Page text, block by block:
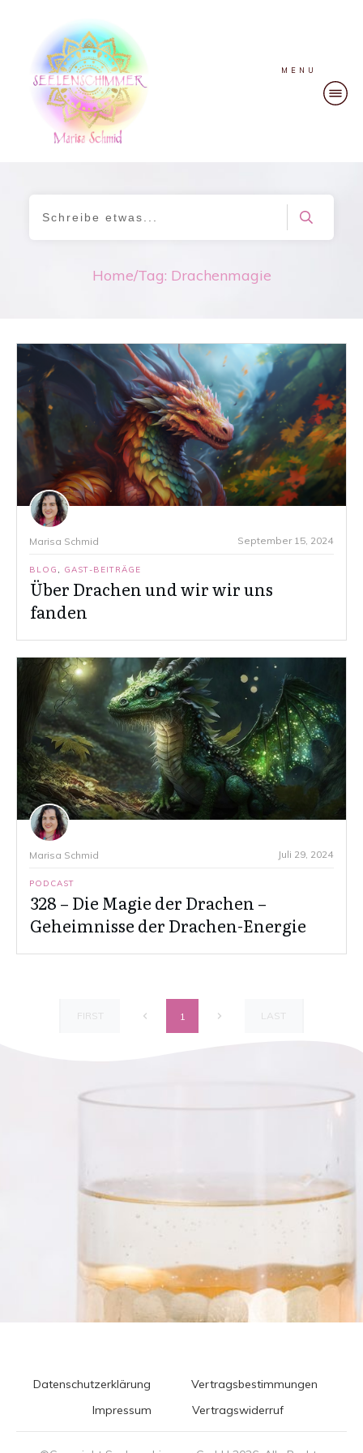
MENU
Home/Tag: Drachenmagie
Marisa Schmid September 15, 2024
BLOG , GAST-BEITRÄGE
Über Drachen und wir wir uns
fanden
Marisa Schmid Juli 29, 2024
PODCAST
328 – Die Magie der Drachen –
Geheimnisse der Drachen-Energie
FIRST 1 LAST
Datenschutzerklärung
Vertragsbestimmungen
Impressum
Vertragswiderruf